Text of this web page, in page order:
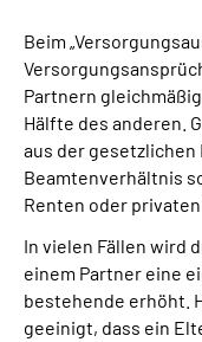
Über uns & Presse
Online-Services
Language
Inhalte in
Beim
Partnern
Hälfte des anderen.
aus der
Beamtenverhältnis
Renten oder
In vielen Fällen wird
einem Partner eine
bestehende erhöht.
geeinigt, dass ein